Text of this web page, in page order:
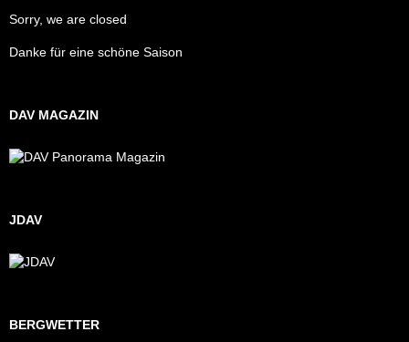
Sorry, we are closed
Danke für eine schöne Saison
DAV MAGAZIN
JDAV
BERGWETTER